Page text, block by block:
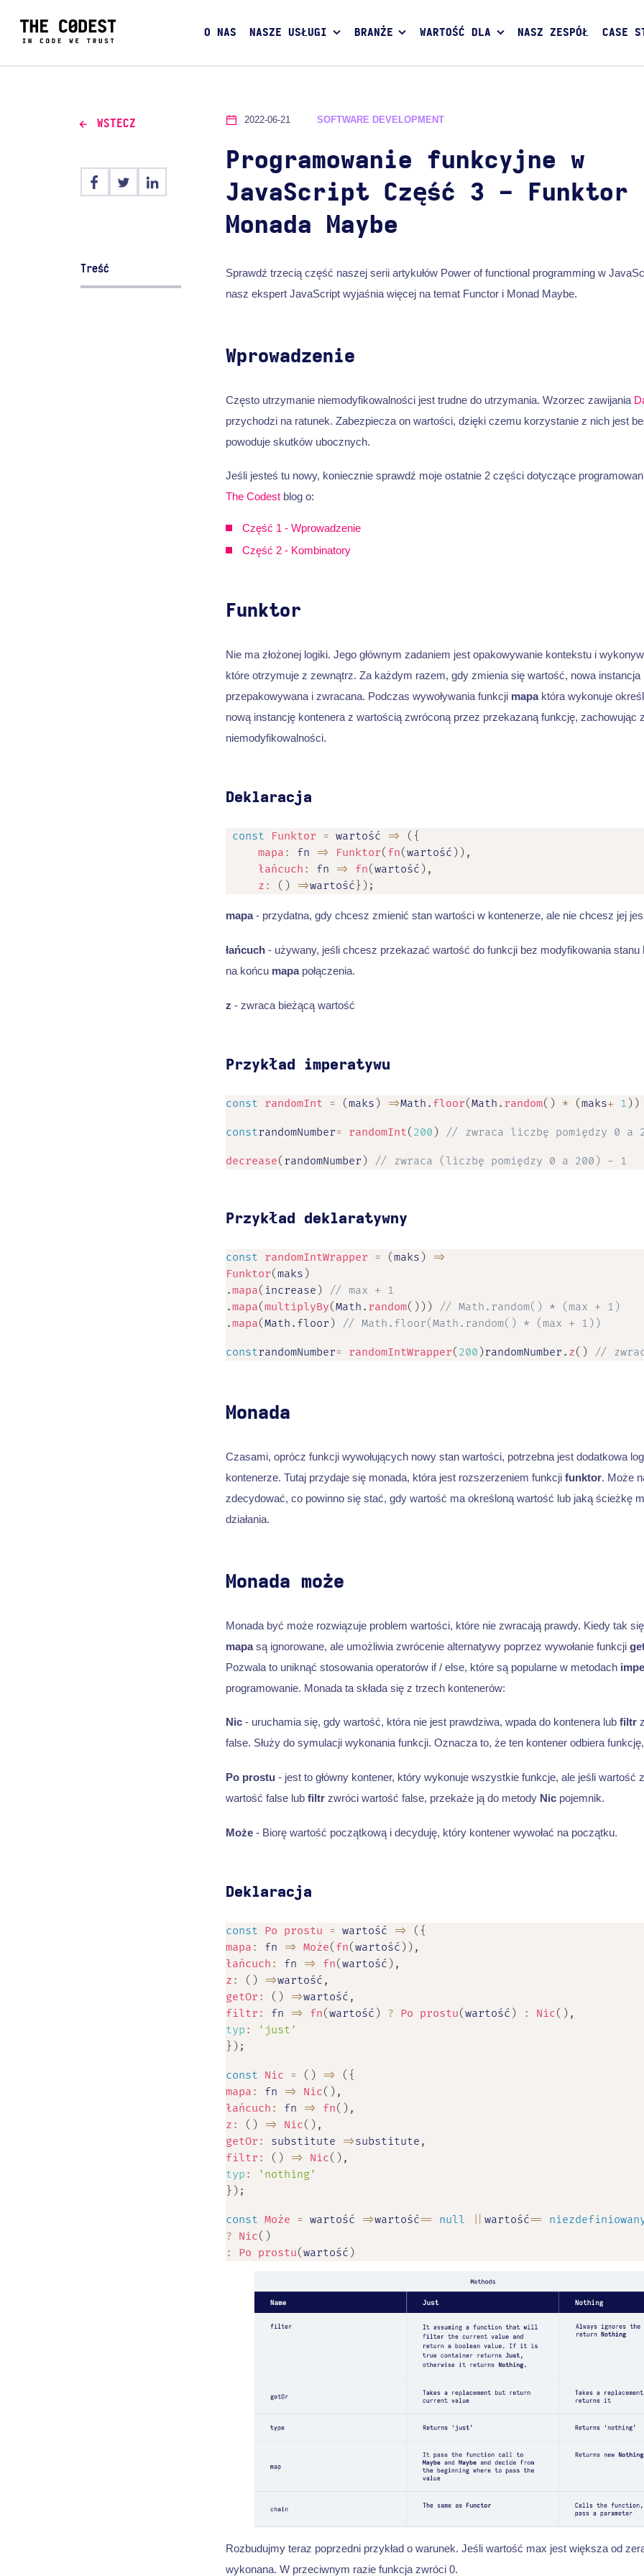
O NAS NASZE USŁUGI BRANŻE WARTOŚĆ DLA NASZ ZESPÓŁ CASE
WSTECZ
Treść
2022-06-21 SOFTWARE DEVELOPMENT
Programowanie funkcyjne w
JavaScript Część 3 -
Monada Maybe
Sprawdź trzecią część naszej serii artykułów Power of functional programming w
nasz ekspert JavaScript wyjaśnia więcej na temat Functor i Monad Maybe.
Wprowadzenie
Często utrzymanie niemodyfikowalności jest trudne do utrzymania. Wzorzec zawijania
przychodzi na ratunek. Zabezpiecza on wartości, dzięki czemu korzystanie z nich jest
powoduje skutków ubocznych.
Jeśli jesteś tu nowy, koniecznie sprawdź moje ostatnie 2 części dotyczące
The Codestblog o:
Część 1 - Wprowadzenie
Część 2 - Kombinatory
Funktor
Nie ma złożonej logiki. Jego głównym zadaniem jest opakowywanie kontekstu i
które otrzymuje z zewnątrz. Za każdym razem, gdy zmienia się wartość, nowa instancja
przepakowywana i zwracana. Podczas wywoływania funkcji mapaktóra wykonuje
nową instancję kontenera z wartością zwróconą przez przekazaną funkcję, zachowując
niemodyfikowalności.
Deklaracja
const Funktor = wartość => ( {
mapa : fn => Funktor( fn(wartość ) ) ,
łańcuch : fn => fn(wartość ) ,
z : ( ) =>wartość } ) ;
mapa- przydatna, gdy chcesz zmienić stan wartości w kontenerze, ale nie chcesz jej
łańcuch- używany, jeśli chcesz przekazać wartość do funkcji bez modyfikowania stanu
na końcu mapapołączenia.
z - zwraca bieżącą wartość
Przykład imperatywu
const randomInt = (maks ) =>Math . floor(Math . random( ) * (maks+ 1 ) )
constrandomNumber= randomInt( 200 ) // zwraca liczbę pomiędzy 0 a
decrease( randomNumber ) // zwraca (liczbę pomiędzy 0 a 200) - 1
Przykład deklaratywny
const randomIntWrapper = (maks )
=>
Funktor(maks )
.mapa( increase )
// max + 1
.mapa(multiplyBy(Math . random( ) ) )
// Math.random() * (max + 1)
.mapa(Math . floor ) // Math.floor(Math.random() * (max + 1))
constrandomNumber= randomIntWrapper( 200 )randomNumber . z( ) //
Monada
Czasami, oprócz funkcji wywołujących nowy stan wartości, potrzebna jest dodatkowa
kontenerze. Tutaj przydaje się monada, która jest rozszerzeniem funkcji funktor. Może
zdecydować, co powinno się stać, gdy wartość ma określoną wartość lub jaką ścieżkę
działania.
Monada może
Monada być może rozwiązuje problem wartości, które nie zwracają prawdy. Kiedy tak
mapasą ignorowane, ale umożliwia zwrócenie alternatywy poprzez wywołanie funkcji
Pozwala to uniknąć stosowania operatorów if / else, które są popularne w metodach
programowanie. Monada ta składa się z trzech kontenerów:
Nic- uruchamia się, gdy wartość, która nie jest prawdziwa, wpada do kontenera lub filtr
false. Służy do symulacji wykonania funkcji. Oznacza to, że ten kontener odbiera
Po prostu - jest to główny kontener, który wykonuje wszystkie funkcje, ale jeśli wartość
wartość false lub filtrzwróci wartość false, przekaże ją do metody Nicpojemnik.
Może- Biorę wartość początkową i decyduję, który kontener wywołać na początku.
Deklaracja
const Po prostu = wartość => ( {
mapa : fn => Może( fn(wartość ) ) ,
łańcuch : fn => fn(wartość ) ,
z : ( ) =>wartość ,
getOr : ( ) =>wartość ,
filtr : fn => fn(wartość ) ? Po prostu(wartość ) : Nic( ) ,
typ :
'just'
} ) ;
const Nic = ( ) => ( {
mapa : fn => Nic( ) ,
łańcuch : fn => fn( ) ,
z : ( ) => Nic( ) ,
getOr : substitute =>substitute ,
filtr : ( ) => Nic( ) ,
typ :
'nothing'
} ) ;
const Może = wartość =>wartość== null wartość==
? Nic( )
:
Po prostu(wartość )
Rozbudujmy teraz poprzedni przykład o warunek. Jeśli wartość max jest większa od
wykonana. W przeciwnym razie funkcja zwróci 0.